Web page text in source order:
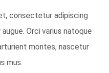
consectetur adipiscing
Orci varius natoque
montes, nascetur
mus.